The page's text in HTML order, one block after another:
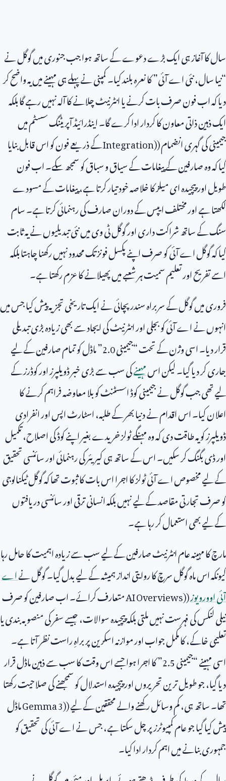
سال کا آغاز ہی ایک بڑے دعوے کے ساتھ ہوا جب جنوری میں گوگل نے
“نیا سال، نئی اے آئی” کا نعرہ بلند کیا۔ کمپنی نے پہلے ہی مہینے میں یہ واضح کر
دیا کہ اب فون صرف بات کرنے یا انٹرنیٹ چلانے کا آلہ نہیں رہے گا بلکہ
ایک ذہین ذاتی معاون کا کردار ادا کرے گا۔ اینڈرائیڈ آپریٹنگ سسٹم میں
جیمینی کی گہری انضمام (Integration)کے ذریعے فون کو اس قابل بنایا
گیا کہ وہ صارفین کے پیغامات کے سیاق و سباق کو سمجھ سکے۔ اب فون
طویل اور پیچیدہ ای میلز کا خلاصہ خود تیار کرتا ہے، پیغامات کے مسودے
لکھتا ہے اور مختلف ایپس کے دوران صارف کی رہنمائی کرتا ہے۔ سام
سنگ کے ساتھ شراکت داری اور گوگل ٹی وی میں نئی تبدیلیوں نے یہ ثابت
کیا کہ گوگل اے آئی کو صرف اپنے پکسل فونز تک محدود نہیں رکھنا چاہتا بلکہ
اسے تفریح اور تعلیم سمیت ہر شعبے میں پھیلانے کا عزم رکھتا ہے۔
فروری میں گوگل کے سربراہ سندر پچائی نے ایک تاریخی تجزیہ پیش کیا جس میں
انہوں نے اے آئی کو بجلی اور انٹرنیٹ کی ایجاد سے بھی زیادہ بڑی تبدیلی
قرار دیا۔ اسی وژن کے تحت “جیمینی2.0” ماڈل کو تمام صارفین کے لیے
جاری کر دیا گیا۔ لیکن اسمہینےکی سب سے بڑی خبر ڈویلپرز اور کوڈرز کے
لیے تھی جب گوگل نے جیمینی کوڈ اسسٹنٹ کو بلا معاوضہ فراہم کرنے کا
اعلان کیا۔ اس اقدام نے دنیا بھر کے طلبہ، اسٹارٹ اپس اور انفرادی
ڈویلپرز کو یہ طاقت دی کہ وہ مہنگے ٹولز خریدے بغیر اپنے کوڈ کی اصلاح، تکمیل
اور ڈی بگنگ کر سکیں۔ اس کے ساتھ ہی کیریئر کی رہنمائی اور سائنسی تحقیق
کے لیے مخصوص اے آئی ٹولز کا اجرا اس بات کا ثبوت تھا کہ گوگل ٹیکنالوجی
کو صرف تجارتی مقاصد کے لیے نہیں بلکہ انسانی ترقی اور سائنسی دریافتوں
کے لیے بھی استعمال کر رہا ہے۔
مارچ کا مہینہ عام انٹرنیٹ صارفین کے لیے سب سے زیادہ اہمیت کا حامل رہا
کیونکہ اس ماہ گوگل سرچ کا روایتی انداز ہمیشہ کے لیے بدل گیا۔ گوگل نےاے
آئی اوورویوز(
AI Overviews)متعارف کرائے۔ اب صارفین کو صرف
نیلی لنکس کی فہرست نہیں ملتی بلکہ پیچیدہ سوالات، جیسے سفر کی منصوبہ بندی یا
تعلیمی خاکے، کا مکمل جواب اور موازنہ اسکرین پر براہِ راست نظر آتا ہے۔
اسی مہینے “جیمینی2.5” کا اجرا ہوا جسے اس وقت کا سب سے ذہین ماڈل قرار
دیا گیا، جو طویل ترین تحریروں اور پیچیدہ استدلال کو سمجھنے کی صلاحیت رکھتا
تھا۔ ساتھ ہی، کم وسائل رکھنے والے محققین کے لیے (Gemma 3)ماڈل
پیش کیا گیا جو عام کمپیوٹرز پر چل سکتا ہے، جس نے اے آئی کی تحقیق کو
جمہوری بنانے میں اہم کردار ادا کیا۔